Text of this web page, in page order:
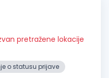
pretražene lokacije
o statusu prijave